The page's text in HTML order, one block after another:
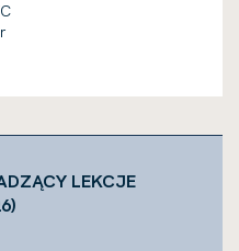
LEKCJE